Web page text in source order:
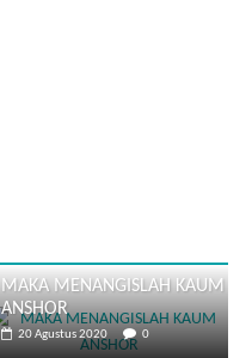
MAKA MENANGISLAH KAUM
ANSHOR
20 Agustus 2020 0